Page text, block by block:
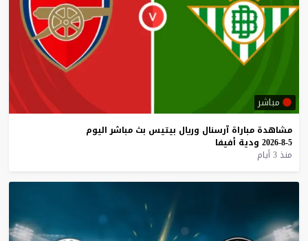
مباشر
مشاهدة مباراة آرسنال وريال بيتيس بث مباشر اليوم
5-8-2026
ودية أفيفا
منذ 3 أيام